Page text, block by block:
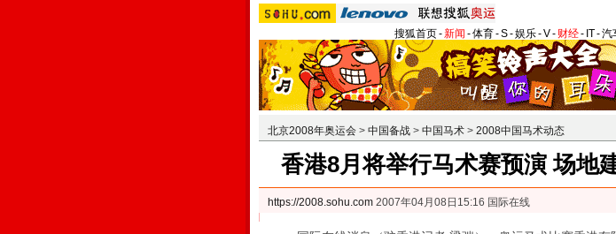
搜狐首页-新闻 -体育-S-娱乐-V- 财经- IT-汽
北京2008年奥运会 > 中国备战 > 中国马术 > 2008中国马术动态
香港8月将举行马术赛预演 场地
https://2008.sohu.com 2007年04月08日15:16 国际在线